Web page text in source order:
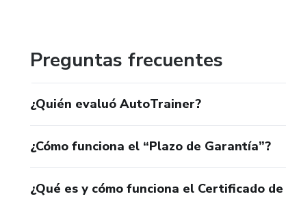
Preguntas frecuentes
¿Quién evaluó AutoTrainer?
¿Cómo funciona el “Plazo de Garantía”?
¿Qué es y cómo funciona el Certificado